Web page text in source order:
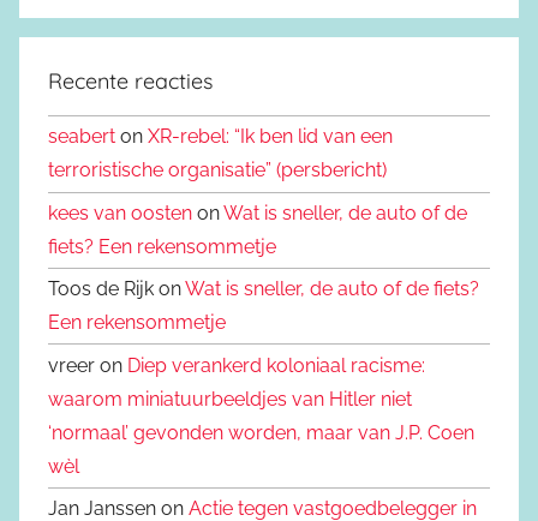
Recente reacties
seabert on XR-rebel: “Ik ben lid van een
terroristische organisatie” (persbericht)
kees van oosten onWat is sneller, de auto of de
fiets? Een rekensommetje
Toos de Rijk onWat is sneller, de auto of de fiets?
Een rekensommetje
vreer on Diep verankerd koloniaal racisme:
waarom miniatuurbeeldjes van Hitler niet
‘normaal’ gevonden worden, maar van J.P. Coen
wèl
Jan Janssen on Actie tegen vastgoedbelegger in